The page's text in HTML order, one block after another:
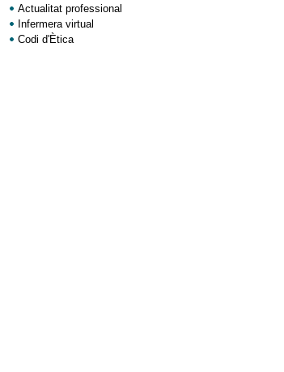
Actualitat professional
Infermera virtual
Codi d'Ètica